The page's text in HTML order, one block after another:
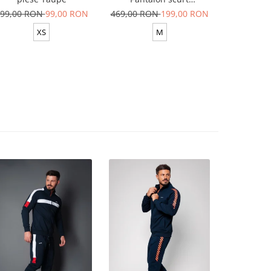
RON99,00 RON
XS
Yellow/White
469,00 RON199,00 RON
M